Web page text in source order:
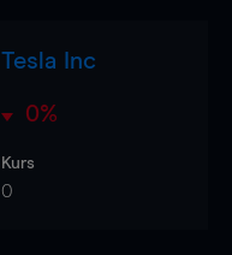
Tesla Inc
0%
Kurs
0